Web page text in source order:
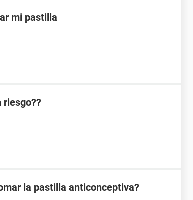
mi pastilla
riesgo??
la pastilla anticonceptiva?